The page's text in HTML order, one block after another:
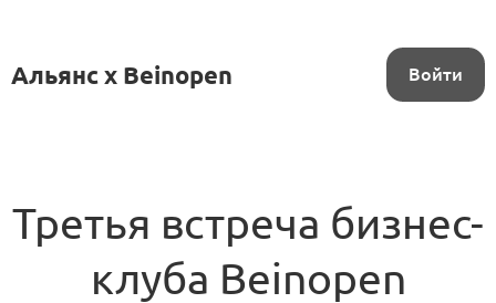
Альянс x Beinopen Войти
Третья встреча бизнес-
клуба Beinopen